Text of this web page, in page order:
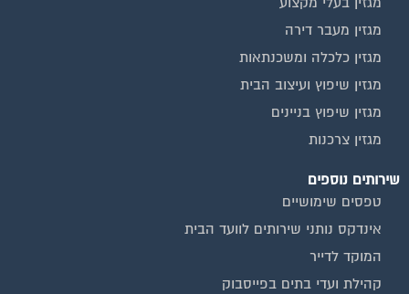
מגזין מעבר דירה
מגזין כלכלה ומשכנתאות
מגזין שיפוץ ועיצוב הבית
מגזין שיפוץ בניינים
מגזין צרכנות
שירותים נוספים
טפסים שימושיים
אינדקס נותני שירותים לוועד הבית
המוקד לדייר
קהילת ועדי בתים בפייסבוק